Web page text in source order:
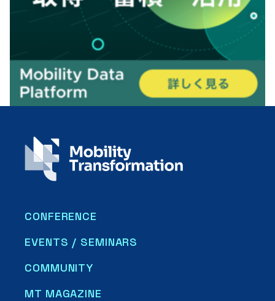
CONFERENCE
EVENTS / SEMINARS
COMMUNITY
MT MAGAZINE